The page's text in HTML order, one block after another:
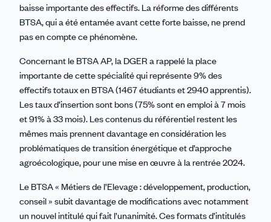
baisse importante des effectifs. La réforme des différents
BTSA, qui a été entamée avant cette forte baisse, ne prend
pas en compte ce phénomène.
Concernant le BTSA AP, la DGER a rappelé la place
importante de cette spécialité qui représente 9% des
effectifs totaux en BTSA (1467 étudiants et 2940 apprentis).
Les taux d’insertion sont bons (75% sont en emploi à 7 mois
et 91% à 33 mois). Les contenus du référentiel restent les
mêmes mais prennent davantage en considération les
problématiques de transition énergétique et d’approche
agroécologique, pour une mise en œuvre à la rentrée 2024.
Le BTSA « Métiers de l’Elevage : développement, production,
conseil » subit davantage de modifications avec notamment
un nouvel intitulé qui fait l’unanimité. Ces formats d’intitulés